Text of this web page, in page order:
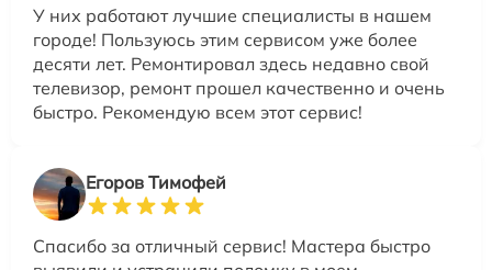
У них работают лучшие специалисты в нашем
городе! Пользуюсь этим сервисом уже более
десяти лет. Ремонтировал здесь недавно свой
телевизор, ремонт прошел качественно и очень
быстро. Рекомендую всем этот сервис!
Егоров Тимофей
Спасибо за отличный сервис! Мастера быстро